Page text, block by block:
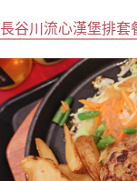
長谷川流心漢堡排套